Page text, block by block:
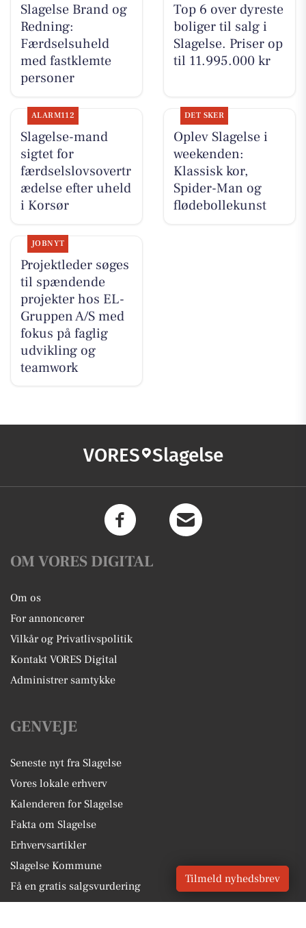
Slagelse Brand og
Redning:
Færdselsuheld
med fastklemte
personer
Top 6 over dyreste
boliger til salg i
Slagelse. Priser op
til 11.995.000 kr
ALARM112
Slagelse-mand
sigtet for
færdselslovsovertr
ædelse efter uheld
i Korsør
DET SKER
Oplev Slagelse i
weekenden:
Klassisk kor,
Spider-Man og
flødebollekunst
JOBNYT
Projektleder søges
til spændende
projekter hos EL-
Gruppen A/S med
fokus på faglig
udvikling og
teamwork
VORES Slagelse
OM VORES DIGITAL
Om os
For annoncører
Vilkår og Privatlivspolitik
Kontakt VORES Digital
Administrer samtykke
GENVEJE
Seneste nyt fra Slagelse
Vores lokale erhverv
Kalenderen for Slagelse
Fakta om Slagelse
Erhvervsartikler
Slagelse Kommune
Få en gratis salgsvurdering
Tilmeld nyhedsbrev